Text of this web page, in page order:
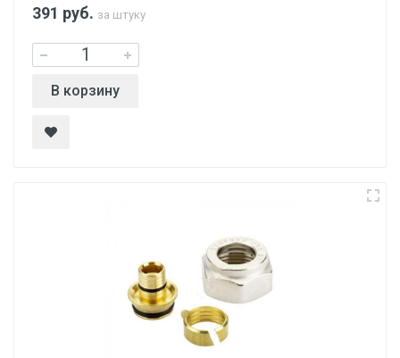
391 руб. за штуку
В корзину